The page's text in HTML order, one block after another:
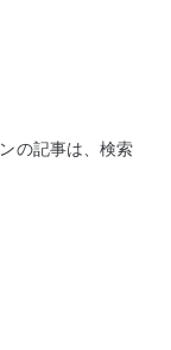
の記事は、検索